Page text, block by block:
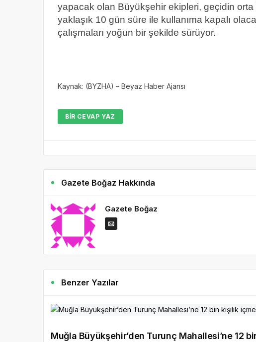
yapacak olan Büyükşehir ekipleri, geçidin orta
yaklaşık 10 gün süre ile kullanıma kapalı
çalışmaları yoğun bir şekilde sürüyor.
Kaynak: (BYZHA) – Beyaz Haber Ajansı
BIR CEVAP YAZ
Gazete Boğaz Hakkında
Gazete Boğaz
Benzer Yazılar
Muğla Büyükşehir’den Turunç Mahallesi’ne 12